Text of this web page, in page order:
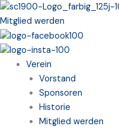
Zum
Inhalt
springen
Mitglied werden
Verein
Vorstand
Sponsoren
Historie
Mitglied werden